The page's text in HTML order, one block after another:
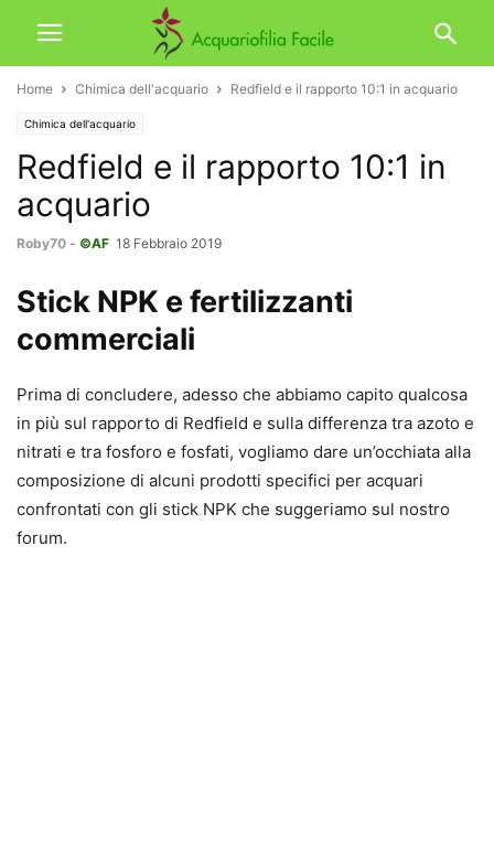
Home Chimica dell'acquario Redfield e il rapporto 10:1 in acquario
Chimica dell'acquario
Redfield e il rapporto 10:1 in
acquario
Roby70 - ©AF 18 Febbraio 2019
Stick NPK e fertilizzanti
commerciali
Prima di concludere, adesso che abbiamo capito qualcosa
in più sul rapporto di Redfield e sulla differenza tra azoto e
nitrati e tra fosforo e fosfati, vogliamo dare un’occhiata alla
composizione di alcuni prodotti specifici per acquari
confrontati con gli stick NPK che suggeriamo sul nostro
forum.